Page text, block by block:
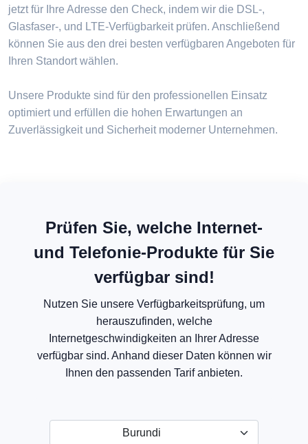
jetzt für Ihre Adresse den Check, indem wir die DSL-,
Glasfaser-, und LTE-Verfügbarkeit prüfen. Anschließend
können Sie aus den drei besten verfügbaren Angeboten für
Ihren Standort wählen.
Unsere Produkte sind für den professionellen Einsatz
optimiert und erfüllen die hohen Erwartungen an
Zuverlässigkeit und Sicherheit moderner Unternehmen.
Prüfen Sie, welche Internet-
und Telefonie-Produkte für Sie
verfügbar sind!
Nutzen Sie unsere Verfügbarkeitsprüfung, um
herauszufinden, welche
Internetgeschwindigkeiten an Ihrer Adresse
verfügbar sind. Anhand dieser Daten können wir
Ihnen den passenden Tarif anbieten.
Burundi